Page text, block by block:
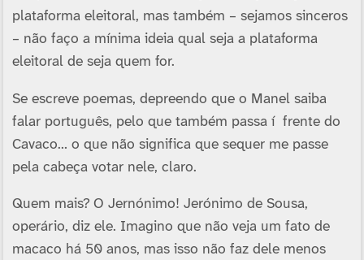
plataforma eleitoral, mas também – sejamos sinceros
– não faço a mí­nima ideia qual seja a plataforma
eleitoral de seja quem for.
Se escreve poemas, depreendo que o Manel saiba
falar português, pelo que também passa í frente do
Cavaco… o que não significa que sequer me passe
pela cabeça votar nele, claro.
Quem mais? O Jernónimo! Jerónimo de Sousa,
operário, diz ele. Imagino que não veja um fato de
macaco há 50 anos, mas isso não faz dele menos